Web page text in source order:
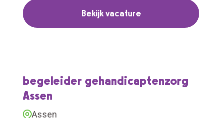
Bekijk vacature
begeleider gehandicaptenzorg
Assen
Assen